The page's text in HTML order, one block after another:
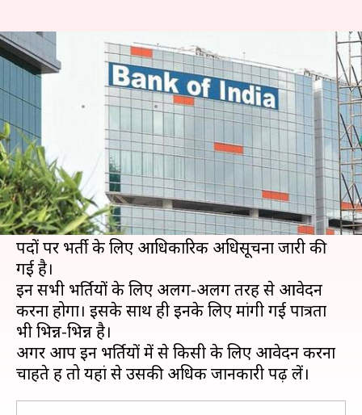
अगस्त में बैंक सहित कई जगहों पर हो
रही भर्तियां, जल्द करें आवेदन
लेखन मोना दीक्षित Aug 05, 2020 08:00 am
क्या है खबर?
बैंक ऑफ इंडिया, ऋषिकेश के अखिल भारतीय
आयुर्विज्ञान संस्थान, केंद्रीय माध्यमिक शिक्षा बोर्ड और
असम के सचिवालय प्रशासन विभाग में कई अलग-अलग
पदों पर भर्ती के लिए आधिकारिक अधिसूचना जारी की
गई है।
इन सभी भर्तियों के लिए अलग-अलग तरह से आवेदन
करना होगा। इसके साथ ही इनके लिए मांगी गई पात्रता
भी भिन्न-भिन्न है।
अगर आप इन भर्तियों में से किसी के लिए आवेदन करना